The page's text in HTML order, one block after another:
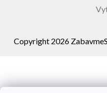
Copyright 2026